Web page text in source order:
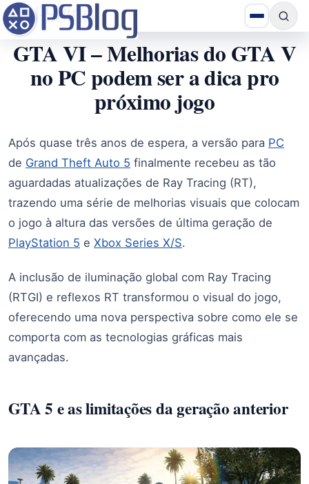
GTA VI – Melhorias do GTA V
no PC podem ser a dica pro
próximo jogo
Após quase três anos de espera, a versão para PC
de Grand Theft Auto 5 finalmente recebeu as tão
aguardadas atualizações de Ray Tracing (RT),
trazendo uma série de melhorias visuais que colocam
o jogo à altura das versões de última geração de
PlayStation 5 e Xbox Series X/S.
A inclusão de iluminação global com Ray Tracing
(RTGI) e reflexos RT transformou o visual do jogo,
oferecendo uma nova perspectiva sobre como ele se
comporta com as tecnologias gráficas mais
avançadas.
GTA 5 e as limitações da geração anterior